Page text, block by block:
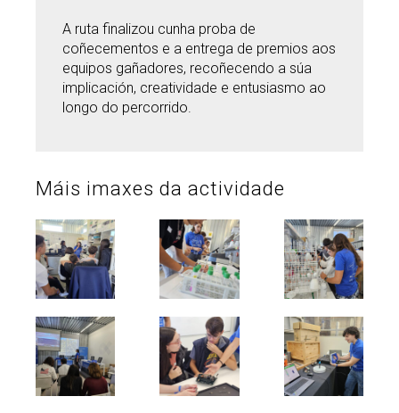
A ruta finalizou cunha proba de
coñecementos e a entrega de premios aos
equipos gañadores, recoñecendo a súa
implicación, creatividade e entusiasmo ao
longo do percorrido.
Máis imaxes da actividade